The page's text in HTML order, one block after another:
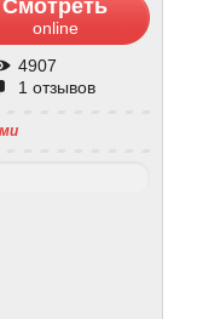
Смотреть
online
4907
1 отзывов